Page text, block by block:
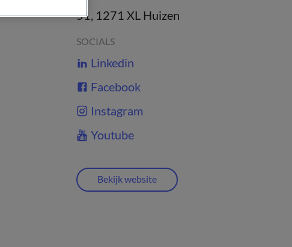
51, 1271 XL Huizen
SOCIALS
Linkedin
Facebook
Instagram
Youtube
Bekijk website